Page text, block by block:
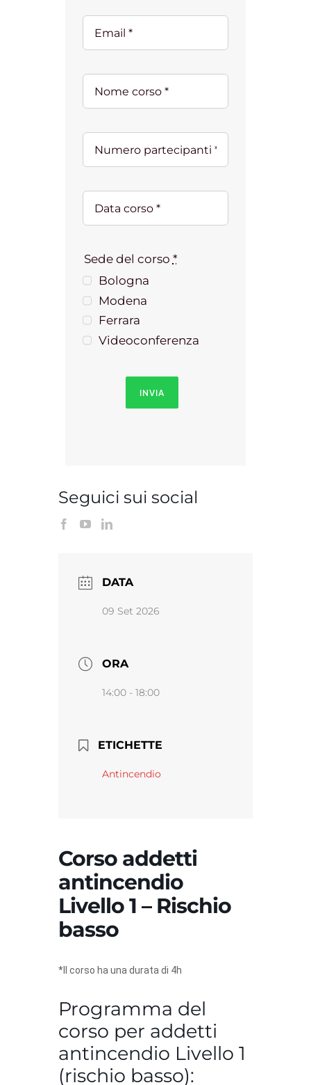
Sede del corso *
Bologna
Modena
Ferrara
Videoconferenza
INVIA
Seguici sui social
DATA
09 Set 2026
ORA
14:00 - 18:00
ETICHETTE
Antincendio
Corso addetti
antincendio
Livello 1 – Rischio
basso
*Il corso ha una durata di 4h
Programma del
corso per addetti
antincendio Livello 1
(rischio basso):